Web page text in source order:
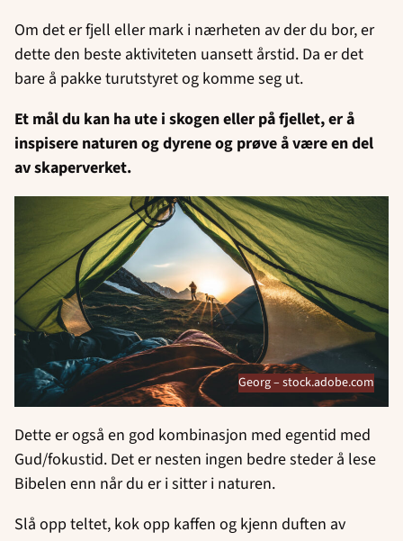
Om det er fjell eller mark i nærheten av der du bor, er
dette den beste aktiviteten uansett årstid. Da er det
bare å pakke turutstyret og komme seg ut.
Et mål du kan ha ute i skogen eller på fjellet, er å
inspisere naturen og dyrene og prøve å være en del
av skaperverket.
Georg – stock.adobe.com
Dette er også en god kombinasjon med egentid med
Gud/fokustid. Det er nesten ingen bedre steder å lese
Bibelen enn når du er i sitter i naturen.
Slå opp teltet, kok opp kaffen og kjenn duften av